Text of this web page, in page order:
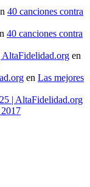
40 canciones contra
40 canciones contra
AltaFidelidad.org en
en Las mejores
| AltaFidelidad.org